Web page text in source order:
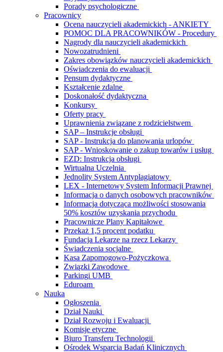
Porady psychologiczne
Pracownicy
Ocena nauczycieli akademickich - ANKIETY
POMOC DLA PRACOWNIKÓW - Procedury
Nagrody dla nauczycieli akademickich
Nowozatrudnieni
Zakres obowiązków nauczycieli akademickich
Oświadczenia do ewaluacji
Pensum dydaktyczne
Kształcenie zdalne
Doskonałość dydaktyczna
Konkursy
Oferty pracy
Uprawnienia związane z rodzicielstwem
SAP – Instrukcje obsługi
SAP - Instrukcja do planowania urlopów
SAP - Wnioskowanie o zakup towarów i usług
EZD: Instrukcja obsługi
Wirtualna Uczelnia
Jednolity System Antyplagiatowy
LEX - Internetowy System Informacji Prawnej
Informacja o danych osobowych pracowników
Informacja dotycząca możliwości stosowania
50% kosztów uzyskania przychodu
Pracownicze Plany Kapitałowe
Przekaż 1,5 procent podatku
Fundacja Lekarze na rzecz Lekarzy
Świadczenia socjalne
Kasa Zapomogowo-Pożyczkowa
Związki Zawodowe
Parkingi UMB
Eduroam
Nauka
Ogłoszenia
Dział Nauki
Dział Rozwoju i Ewaluacji
Komisje etyczne
Biuro Transferu Technologii
Ośrodek Wsparcia Badań Klinicznych